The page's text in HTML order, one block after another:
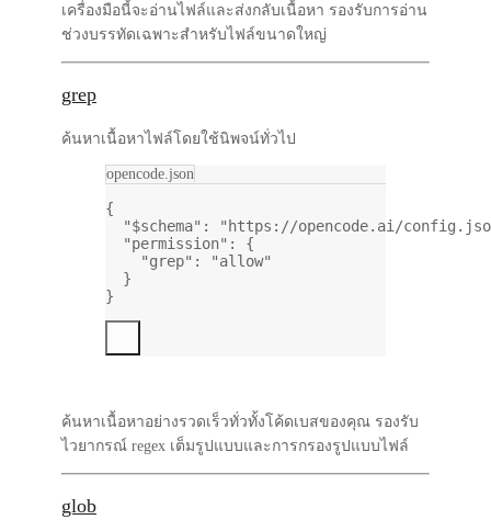
เครื่องมือนี้จะอ่านไฟล์และส่งกลับเนื้อหา รองรับการอ่าน
ช่วงบรรทัดเฉพาะสำหรับไฟล์ขนาดใหญ่
grep
ค้นหาเนื้อหาไฟล์โดยใช้นิพจน์ทั่วไป
opencode.json
{
"$schema" :
"https://opencode.ai/
"permission" : {
"grep" :
"allow"
}
}
ค้นหาเนื้อหาอย่างรวดเร็วทั่วทั้งโค้ดเบสของคุณ รองรับ
ไวยากรณ์ regex เต็มรูปแบบและการกรองรูปแบบไฟล์
glob